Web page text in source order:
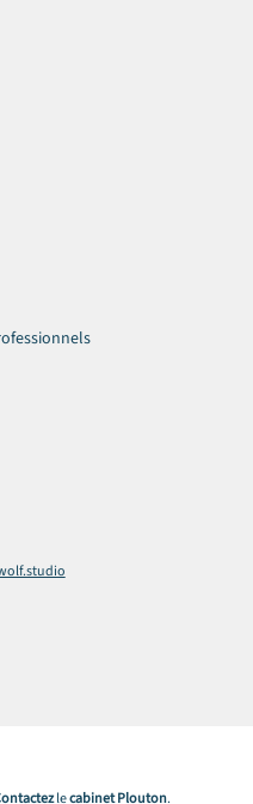
lecabinet Plouton.